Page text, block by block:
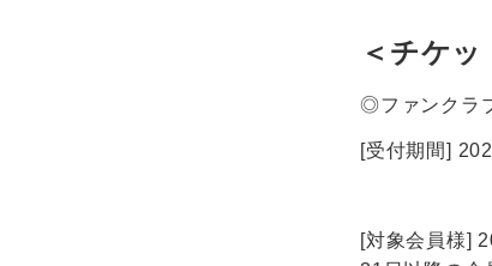
＜チケ
◎ファンクラ
[受付期間]
[対象会員様]